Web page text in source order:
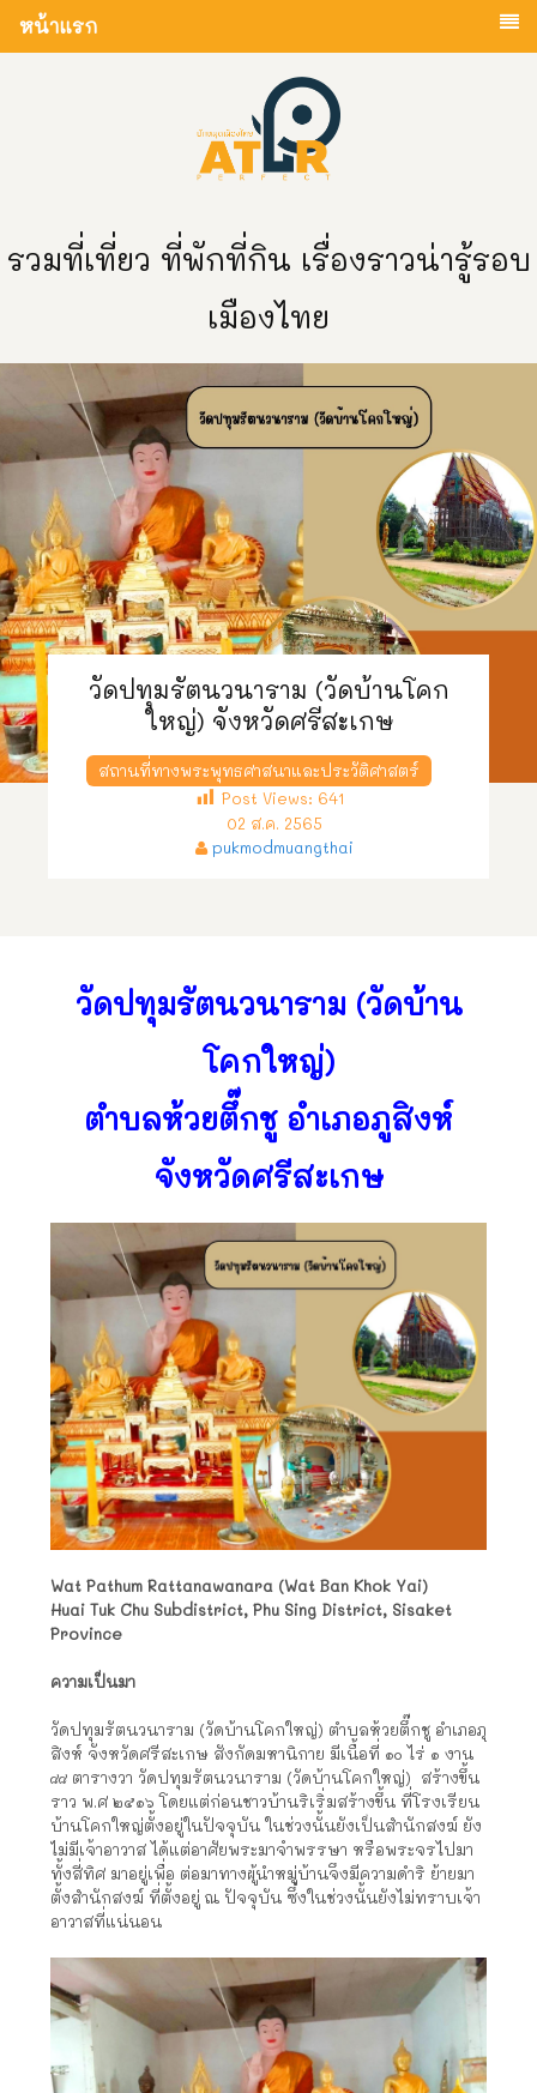
หน้าแรก
รวมที่เที่ยว ที่พักที่กิน เรื่องราวน่ารู้รอบ
เมืองไทย
วัดปทุมรัตนวนาราม (วัดบ้านโคก
ใหญ่) จังหวัดศรีสะเกษ
สถานที่ทางพระพุทธศาสนาและประวัติศาสตร์
Post Views: 641
02 ส.ค. 2565
pukmodmuangthai
วัดปทุมรัตนวนาราม (วัดบ้าน
โคกใหญ่)
ตำบลห้วยตึ๊กชู อำเภอภูสิงห์
จังหวัดศรีสะเกษ
Wat Pathum Rattanawanara (Wat Ban Khok Yai)
Huai Tuk Chu Subdistrict, Phu Sing District, Sisaket
Province
ความเป็นมา
วัดปทุมรัตนวนาราม (วัดบ้านโคกใหญ่) ตำบลห้วยตึ๊กชู อำเภอภู
สิงห์ จังหวัดศรีสะเกษ สังกัดมหานิกาย มีเนื้อที่ ๑๐ ไร่ ๑ งาน
๘๘ ตารางวา วัดปทุมรัตนวนาราม (วัดบ้านโคกใหญ่) สร้างขึ้น
ราว พ.ศ ๒๕๑๖ โดยแต่ก่อนชาวบ้านริเริ่มสร้างขึ้น ที่โรงเรียน
บ้านโคกใหญ่ตั้งอยู่ในปัจจุบัน ในช่วงนั้นยังเป็นสำนักสงฆ์ ยัง
ไม่มีเจ้าอาวาส ได้แต่อาศัยพระมาจำพรรษา หรือพระจรไปมา
ทั้งสี่ทิศ มาอยู่เพื่อ ต่อมาทางผู้นำหมู่บ้านจึงมีความดำริ ย้ายมา
ตั้งสำนักสงฆ์ ที่ตั้งอยู่ ณ ปัจจุบัน ซึ่งในช่วงนั้นยังไม่ทราบเจ้า
อาวาสที่แน่นอน